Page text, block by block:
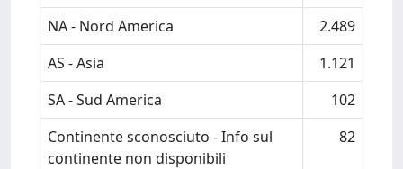
NA - Nord America
2.489
AS - Asia
1.121
SA - Sud America
102
Continente sconosciuto - Info sul
continente non disponibili
82